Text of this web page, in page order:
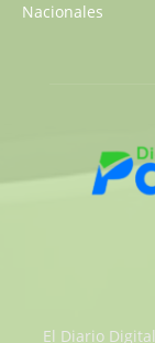
Nacionales
El Diario